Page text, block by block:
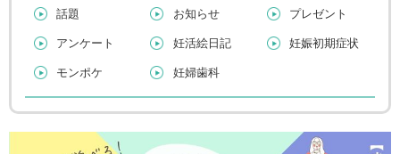
話題 お知らせ プレゼント
アンケート 妊活絵日記 妊娠初期症状
モンポケ 妊婦歯科